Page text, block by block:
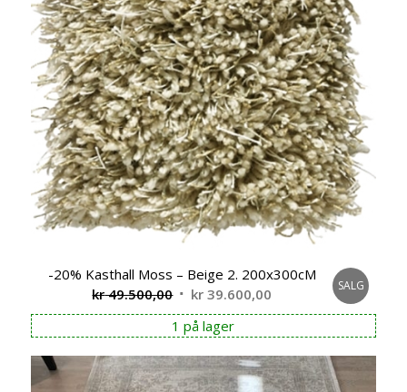
-20% Kasthall Moss – Beige 2. 200x300cM
kr49.500,00 Opprinnelig
pris
var:
kr 49.500,00.
kr 39.600,00 Nåværende
pris
er:
kr 39.600,00.
SALG
1 på lager